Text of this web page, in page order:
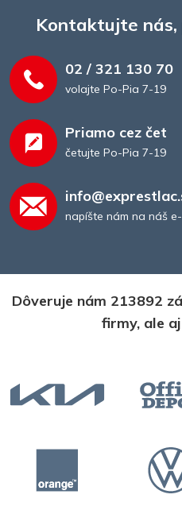
Kontaktujte nás,
02 / 321 130 70
volajte Po-Pia 7-19
Priamo cez čet
četujte Po-Pia 7-19
napíšte nám na náš
Dôveruje nám 213892
firmy, ale